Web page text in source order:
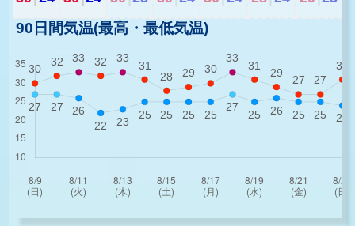
90日間気温(最高・最低気温)